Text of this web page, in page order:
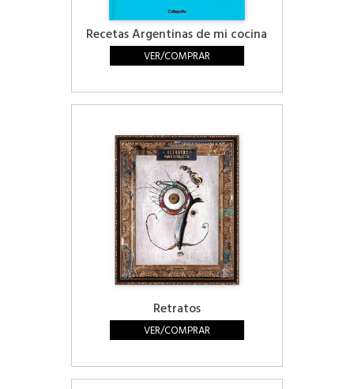
Recetas Argentinas de mi cocina
VER/COMPRAR
Retratos
VER/COMPRAR